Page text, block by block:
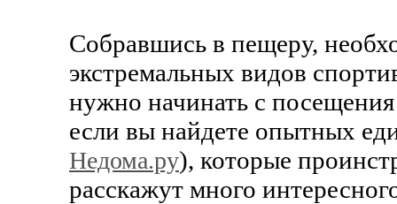
Собравшись в пещеру,
экстремальных видов
нужно начинать с
если вы найдете опытных
Недома.ру), которые
расскажут много